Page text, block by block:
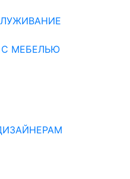
С МЕБЕЛЬЮ